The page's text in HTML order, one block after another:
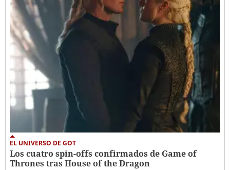
EL UNIVERSO DE GOT
Los cuatro spin-offs confirmados de Game of
Thrones tras House of the Dragon